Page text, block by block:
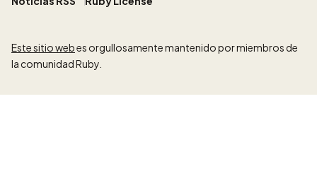
Este sitio webes orgullosamente mantenido por miembros de
la comunidad Ruby.